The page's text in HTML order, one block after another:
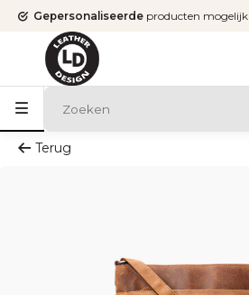
Gepersonaliseerde producten mogelijk
Terug